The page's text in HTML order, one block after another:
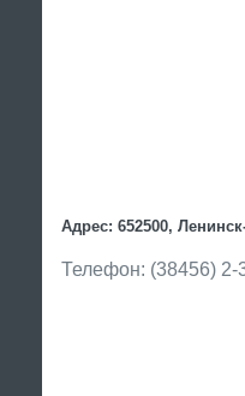
Адрес: 652500,
Телефон: (38456) 2-